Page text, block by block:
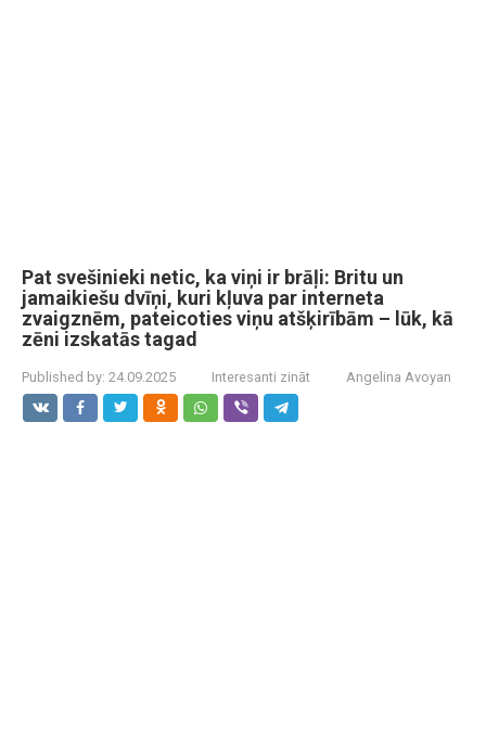
Pat svešinieki netic, ka viņi ir brāļi: Britu un
jamaikiešu dvīņi, kuri kļuva par interneta
zvaigznēm, pateicoties viņu atšķirībām – lūk, kā
zēni izskatās tagad
Published by: 24.09.2025 Interesanti zināt Angelina Avoyan